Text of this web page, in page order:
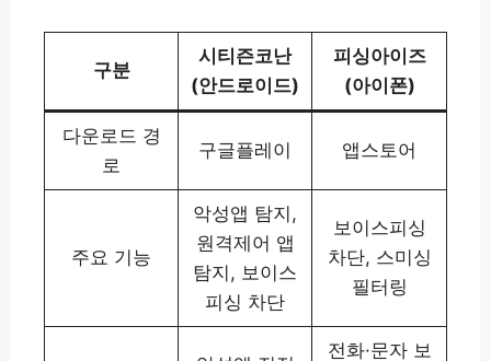
구분
시티즌코난
(안드로이드)
피싱아이즈
(아이폰)
다운로드 경
로
구글플레이 앱스토어
주요 기능
악성앱 탐지,
원격제어 앱
탐지, 보이스
피싱 차단
보이스피싱
차단, 스미싱
필터링
전화·문자 보